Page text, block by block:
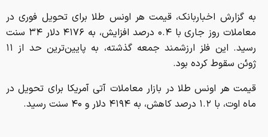
به گزارش اخباربانک، قیمت هر اونس طلا برای تحویل فوری در
معاملات روز جاری با ۰.۴ درصد افزایش، به ۴۱۷۶ دلار ۳۴ سنت
رسید. این فلز ارزشمند جمعه گذشته، به پایین‌ترین حد از ۱۱
ژوئن سقوط کرده بود.
قیمت هر اونس طلا در بازار معاملات آتی آمریکا برای تحویل در
ماه اوت، با ۱.۲ درصد کاهش، به ۴۱۹۴ دلار و ۴۰ سنت رسید.